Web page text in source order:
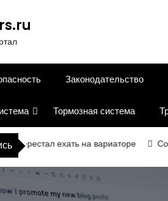
Законодательство
Тормозная система
ехать на вариаторе